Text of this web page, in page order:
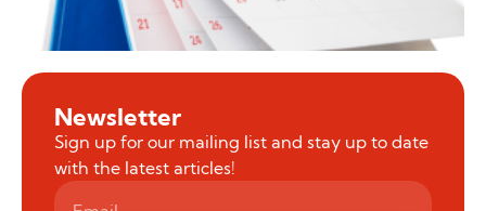
Newsletter
Sign up for our mailing list and stay up to date
with the latest articles!